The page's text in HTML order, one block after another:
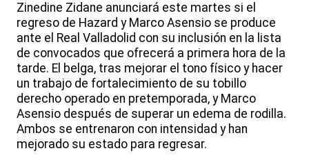
Zinedine Zidane anunciará este martes si el
regreso de Hazard y Marco Asensio se produce
ante el Real Valladolid con su inclusión en la lista
de convocados que ofrecerá a primera hora de la
tarde. El belga, tras mejorar el tono físico y hacer
un trabajo de fortalecimiento de su tobillo
derecho operado en pretemporada, y Marco
Asensio después de superar un edema de rodilla.
Ambos se entrenaron con intensidad y han
mejorado su estado para regresar.